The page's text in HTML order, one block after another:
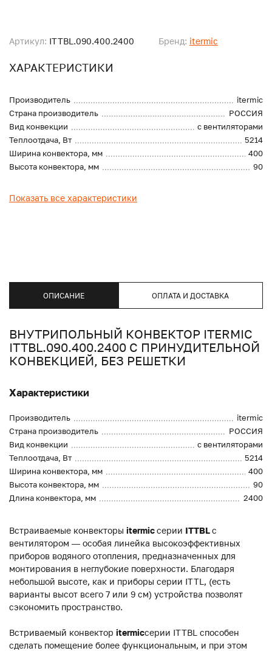
Артикул: ITTBL.090.400.2400 Бренд: itermic
ХАРАКТЕРИСТИКИ
Производитель
itermic
Страна производитель
РОССИЯ
Вид конвекции
с вентиляторами
Теплоотдача, Вт
5214
Ширина конвектора, мм
400
Высота конвектора, мм
90
Показать все характеристики
ОПИСАНИЕ ОПЛАТА И ДОСТАВКА
ВНУТРИПОЛЬНЫЙ КОНВЕКТОР ITERMIC
ITTBL.090.400.2400 С ПРИНУДИТЕЛЬНОЙ
КОНВЕКЦИЕЙ, БЕЗ РЕШЕТКИ
Характеристики
Производитель
itermic
Страна производитель
РОССИЯ
Вид конвекции
с вентиляторами
Теплоотдача, Вт
5214
Ширина конвектора, мм
400
Высота конвектора, мм
90
Длина конвектора, мм
2400
Встраиваемые конвекторы itermicсерии ITTBLс
вентилятором — особая линейка высокоэффективных
приборов водяного отопления, предназначенных для
монтирования в неглубокие поверхности. Благодаря
небольшой высоте, как и приборы серии ITTL, (есть
варианты высот всего 7 или 9 см) устройства позволят
сэкономить пространство.
Встриваемый конвектор itermicсерии ITTBL способен
сделать помещение более функциональным, и при этом